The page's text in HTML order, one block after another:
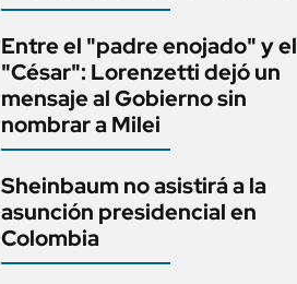
Entre el "padre enojado" y el
"César": Lorenzetti dejó un
mensaje al Gobierno sin
nombrar a Milei
Sheinbaum no asistirá a la
asunción presidencial en
Colombia